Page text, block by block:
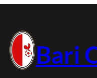
Bari